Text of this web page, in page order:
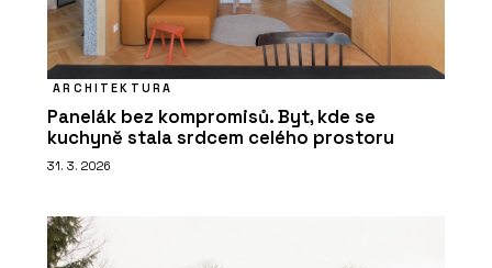
ARCHITEKTURA
Panelák bez kompromisů. Byt, kde se
kuchyně stala srdcem celého prostoru
31. 3. 2026